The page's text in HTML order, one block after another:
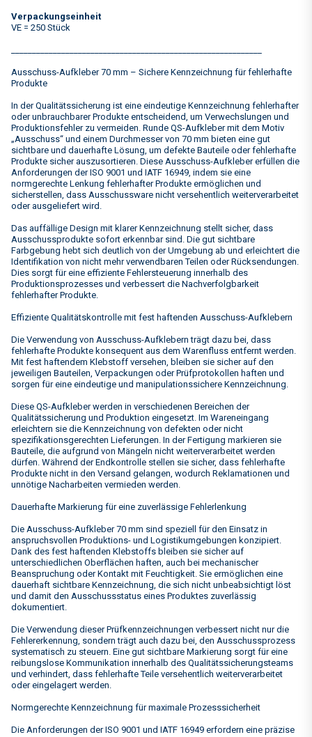
Verpackungseinheit
VE = 250 Stück
Ausschuss-Aufkleber 70 mm – Sichere Kennzeichnung für fehlerhafte
Produkte
In der Qualitätssicherung ist eine eindeutige Kennzeichnung fehlerhafter
oder unbrauchbarer Produkte entscheidend, um Verwechslungen und
Produktionsfehler zu vermeiden. Runde QS-Aufkleber mit dem Motiv
„Ausschuss“ und einem Durchmesser von 70 mm bieten eine gut
sichtbare und dauerhafte Lösung, um defekte Bauteile oder fehlerhafte
Produkte sicher auszusortieren. Diese Ausschuss-Aufkleber erfüllen die
Anforderungen der ISO 9001 und IATF 16949, indem sie eine
normgerechte Lenkung fehlerhafter Produkte ermöglichen und
sicherstellen, dass Ausschussware nicht versehentlich weiterverarbeitet
oder ausgeliefert wird.
Das auffällige Design mit klarer Kennzeichnung stellt sicher, dass
Ausschussprodukte sofort erkennbar sind. Die gut sichtbare
Farbgebung hebt sich deutlich von der Umgebung ab und erleichtert die
Identifikation von nicht mehr verwendbaren Teilen oder Rücksendungen.
Dies sorgt für eine effiziente Fehlersteuerung innerhalb des
Produktionsprozesses und verbessert die Nachverfolgbarkeit
fehlerhafter Produkte.
Effiziente Qualitätskontrolle mit fest haftenden Ausschuss-Aufklebern
Die Verwendung von Ausschuss-Aufklebern trägt dazu bei, dass
fehlerhafte Produkte konsequent aus dem Warenfluss entfernt werden.
Mit fest haftendem Klebstoff versehen, bleiben sie sicher auf den
jeweiligen Bauteilen, Verpackungen oder Prüfprotokollen haften und
sorgen für eine eindeutige und manipulationssichere Kennzeichnung.
Diese QS-Aufkleber werden in verschiedenen Bereichen der
Qualitätssicherung und Produktion eingesetzt. Im Wareneingang
erleichtern sie die Kennzeichnung von defekten oder nicht
spezifikationsgerechten Lieferungen. In der Fertigung markieren sie
Bauteile, die aufgrund von Mängeln nicht weiterverarbeitet werden
dürfen. Während der Endkontrolle stellen sie sicher, dass fehlerhafte
Produkte nicht in den Versand gelangen, wodurch Reklamationen und
unnötige Nacharbeiten vermieden werden.
Dauerhafte Markierung für eine zuverlässige Fehlerlenkung
Die Ausschuss-Aufkleber 70 mm sind speziell für den Einsatz in
anspruchsvollen Produktions- und Logistikumgebungen konzipiert.
Dank des fest haftenden Klebstoffs bleiben sie sicher auf
unterschiedlichen Oberflächen haften, auch bei mechanischer
Beanspruchung oder Kontakt mit Feuchtigkeit. Sie ermöglichen eine
dauerhaft sichtbare Kennzeichnung, die sich nicht unbeabsichtigt löst
und damit den Ausschussstatus eines Produktes zuverlässig
dokumentiert.
Die Verwendung dieser Prüfkennzeichnungen verbessert nicht nur die
Fehlererkennung, sondern trägt auch dazu bei, den Ausschussprozess
systematisch zu steuern. Eine gut sichtbare Markierung sorgt für eine
reibungslose Kommunikation innerhalb des Qualitätssicherungsteams
und verhindert, dass fehlerhafte Teile versehentlich weiterverarbeitet
oder eingelagert werden.
Normgerechte Kennzeichnung für maximale Prozesssicherheit
Die Anforderungen der ISO 9001 und IATF 16949 erfordern eine präzise